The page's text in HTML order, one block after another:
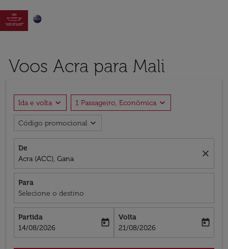

Voos Acra para Mali
Ida e volta expand_more 1 Passageiro, Econômica expand_more
Código promocional expand_more
De
Acra (ACC), Gana
close
Para
Selecione o destino
Partida
fc-booking-departure-date-aria-label
14/08/2026
today
Volta
fc-booking-return-date-aria-label
21/08/2026
today